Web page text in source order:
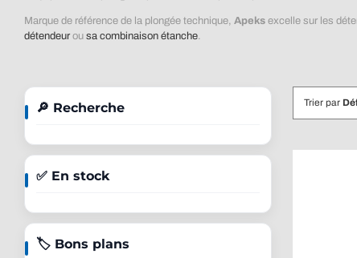
Marque de référence de la plongée technique, Apeksexcelle sur les
détendeurou sa combinaison étanche.
🔎 Recherche
✅ En stock
🏷️ Bons plans
Trier par